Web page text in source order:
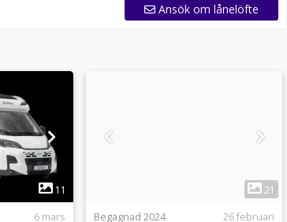
Ansök om lånelöfte
11
6 mars
21
Begagnad 2024
26 februari